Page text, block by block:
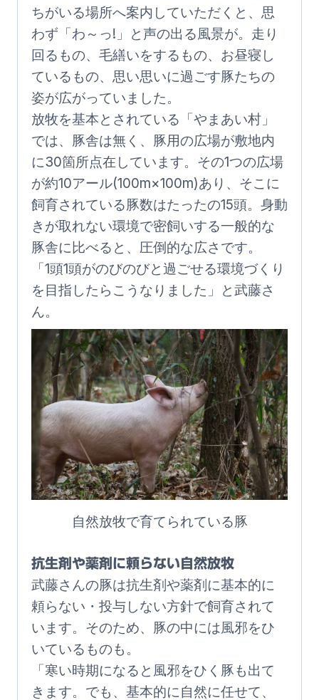
ちがいる場所へ案内していただくと、思
わず「わ～っ!」と声の出る風景が。走り
回るもの、毛繕いをするもの、お昼寝し
ているもの、思い思いに過ごす豚たちの
姿が広がっていました。
放牧を基本とされている「やまあい村」
では、豚舎は無く、豚用の広場が敷地内
に30箇所点在しています。その1つの広場
が約10アール(100m×100m)あり、そこに
飼育されている豚数はたったの15頭。身動
きが取れない環境で密飼いする一般的な
豚舎に比べると、圧倒的な広さです。
「1頭1頭がのびのびと過ごせる環境づくり
を目指したらこうなりました」と武藤さ
ん。
自然放牧で育てられている豚
抗生剤や薬剤に頼らない自然放牧
武藤さんの豚は抗生剤や薬剤に基本的に
頼らない・投与しない方針で飼育されて
います。そのため、豚の中には風邪をひ
いているものも。
「寒い時期になると風邪をひく豚も出て
きます。でも、基本的に自然に任せて、